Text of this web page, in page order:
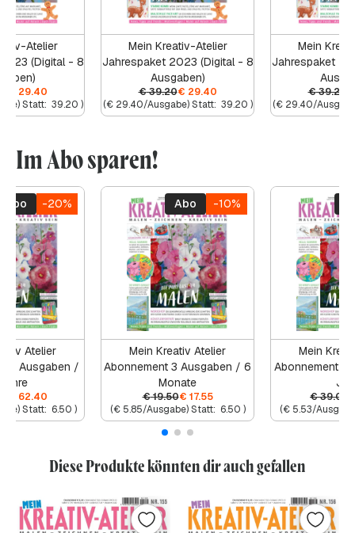
Atelier
(Digital - 8
29.40
Statt: 39.20 )
Mein Kreativ-Atelier
Jahrespaket 2023 (Digital - 8
Ausgaben)
€39.20€ 29.40
(€29.40/Ausgabe) Statt: 39.20 )
Mein
Jahrespaket
€39.20
(€29.40/
Im Abo sparen!
Abo -20%
Atelier
12 Ausgaben /
62.40
Statt: 6.50 )
Abo -10%
Mein Kreativ Atelier
Abonnement 3 Ausgaben / 6
Monate
€19.50€ 17.55
(€5.85/Ausgabe) Statt: 6.50 )
Mein
Abonnement 6
€39.00
(€5.53/
Diese Produkte könnten dir auch gefallen